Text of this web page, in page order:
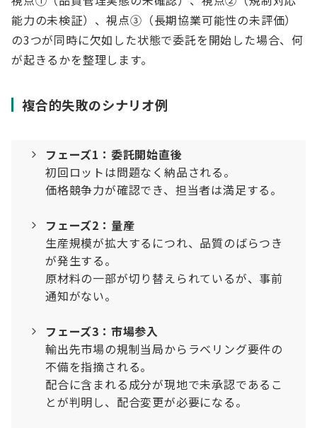
能力の未検証）、視点③（長期協業可能性の未評価）
の3つが同時に欠如した状態で委託を開始した場合、何
が起きるかを整理します。
複合的失敗のシナリオ例
フェーズ1：委託開始直後
初回ロットは問題なく納品される。
価格競争力が確認でき、担当者は満足する。
フェーズ2：量産
生産規模が拡大するにつれ、品質のばらつき
が発生する。
原材料の一部が切り替えられているが、事前
通知がない。
フェーズ3：市場参入
輸出先市場の規制当局からラベリング要件の
不備を指摘される。
配合に含まれる成分が現地で未承認であるこ
とが判明し、配合変更が必要になる。